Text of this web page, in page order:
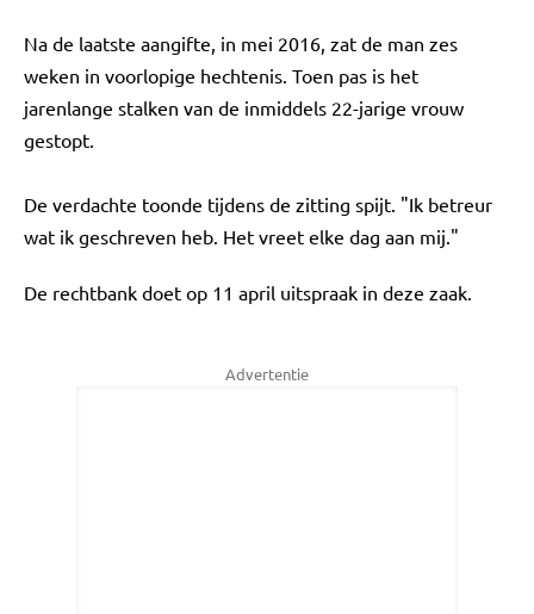
Na de laatste aangifte, in mei 2016, zat de man zes
weken in voorlopige hechtenis. Toen pas is het
jarenlange stalken van de inmiddels 22-jarige vrouw
gestopt.
De verdachte toonde tijdens de zitting spijt. "Ik betreur
wat ik geschreven heb. Het vreet elke dag aan mij."
De rechtbank doet op 11 april uitspraak in deze zaak.
Advertentie